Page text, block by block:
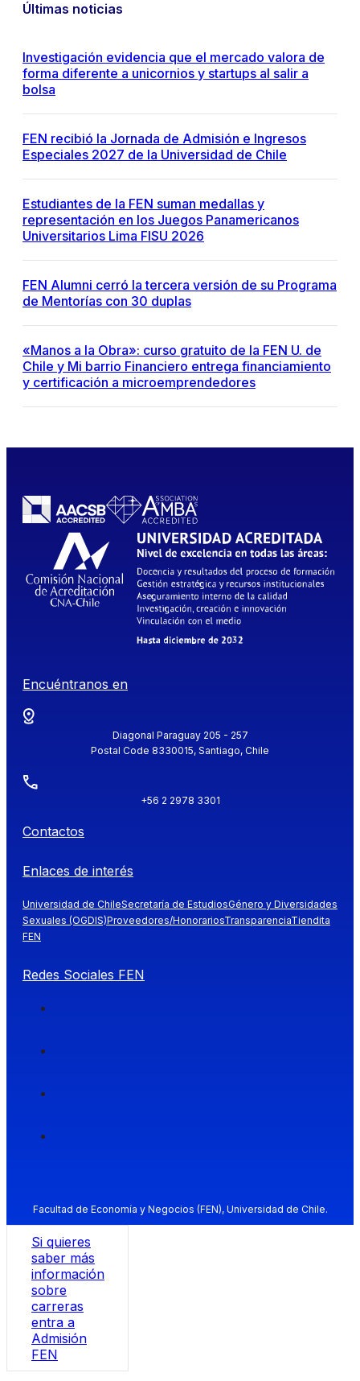
Últimas noticias
Investigación evidencia que el mercado valora de
forma diferente a unicornios y startups al salir a
bolsa
FEN recibió la Jornada de Admisión e Ingresos
Especiales 2027 de la Universidad de Chile
Estudiantes de la FEN suman medallas y
representación en los Juegos Panamericanos
Universitarios Lima FISU 2026
FEN Alumni cerró la tercera versión de su Programa
de Mentorías con 30 duplas
«Manos a la Obra»: curso gratuito de la FEN U. de
Chile y Mi barrio Financiero entrega financiamiento
y certificación a microemprendedores
Encuéntranos en
Diagonal Paraguay 205 - 257
Postal Code 8330015, Santiago, Chile
+56 2 2978 3301
Contactos
Enlaces de interés
Universidad de ChileSecretaría de EstudiosGénero y Diversidades
Sexuales (OGDIS)Proveedores/HonorariosTransparenciaTiendita
FEN
Redes Sociales FEN
Facultad de Economía y Negocios (FEN), Universidad de Chile.
Si quieres
saber más
información
sobre
carreras
entra a
Admisión
FEN